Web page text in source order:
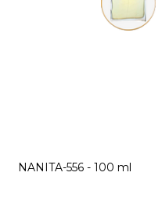
NANITA-556 - 100 ml